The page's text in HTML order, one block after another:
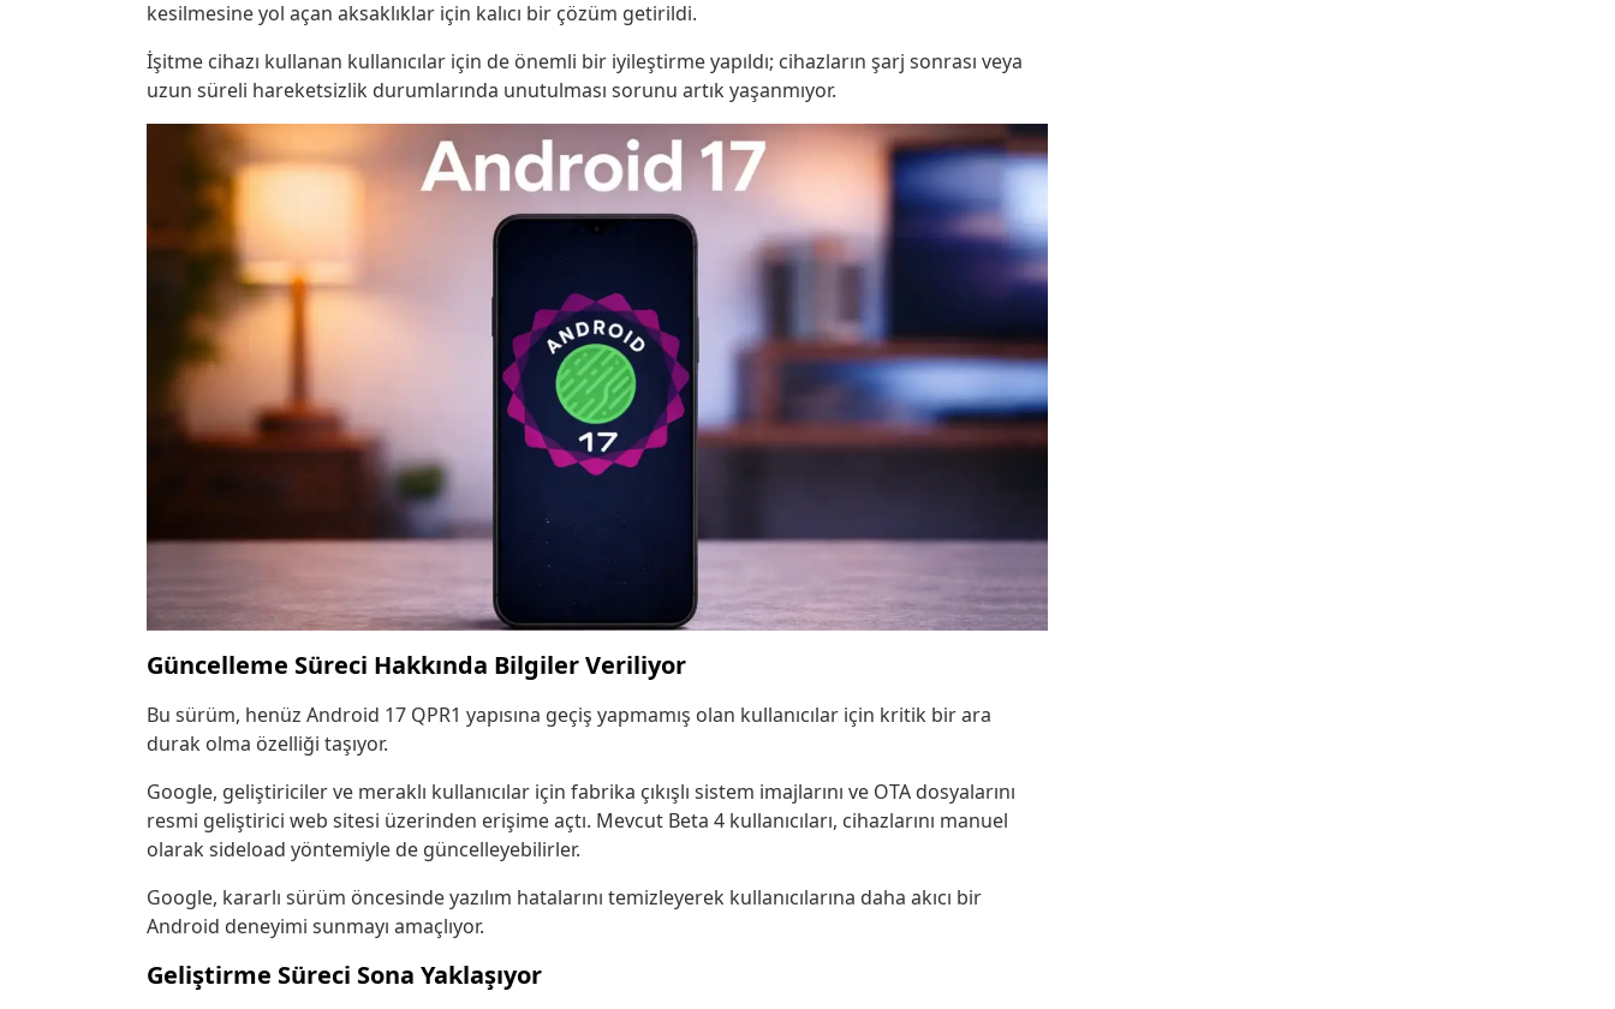
kesilmesine yol açan aksaklıklar için kalıcı bir çözüm getirildi.
İşitme cihazı kullanan kullanıcılar için de önemli bir iyileştirme yapıldı; cihazların şarj sonrası veya
uzun süreli hareketsizlik durumlarında unutulması sorunu artık yaşanmıyor.
Güncelleme Süreci Hakkında Bilgiler Veriliyor
Bu sürüm, henüz Android 17 QPR1 yapısına geçiş yapmamış olan kullanıcılar için kritik bir ara
durak olma özelliği taşıyor.
Google, geliştiriciler ve meraklı kullanıcılar için fabrika çıkışlı sistem imajlarını ve OTA dosyalarını
resmi geliştirici web sitesi üzerinden erişime açtı. Mevcut Beta 4 kullanıcıları, cihazlarını manuel
olarak sideload yöntemiyle de güncelleyebilirler.
Google, kararlı sürüm öncesinde yazılım hatalarını temizleyerek kullanıcılarına daha akıcı bir
Android deneyimi sunmayı amaçlıyor.
Geliştirme Süreci Sona Yaklaşıyor